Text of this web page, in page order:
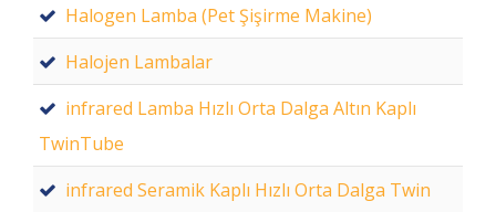
Halogen Lamba (Pet Şişirme Makine)
Halojen Lambalar
infrared Lamba Hızlı Orta Dalga Altın Kaplı
TwinTube
infrared Seramik Kaplı Hızlı Orta Dalga Twin